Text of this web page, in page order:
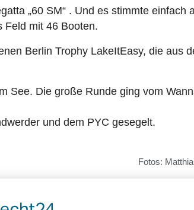
„60 SM“ . Und es stimmte
Feld mit 46 Booten.
Berlin Trophy LakeItEasy, die aus
See. Die große Runde ging vom
und dem PYC gesegelt.
Fotos:
Sieger in der Gesamtwertung der
Crew auf seiner Chick gefolgt